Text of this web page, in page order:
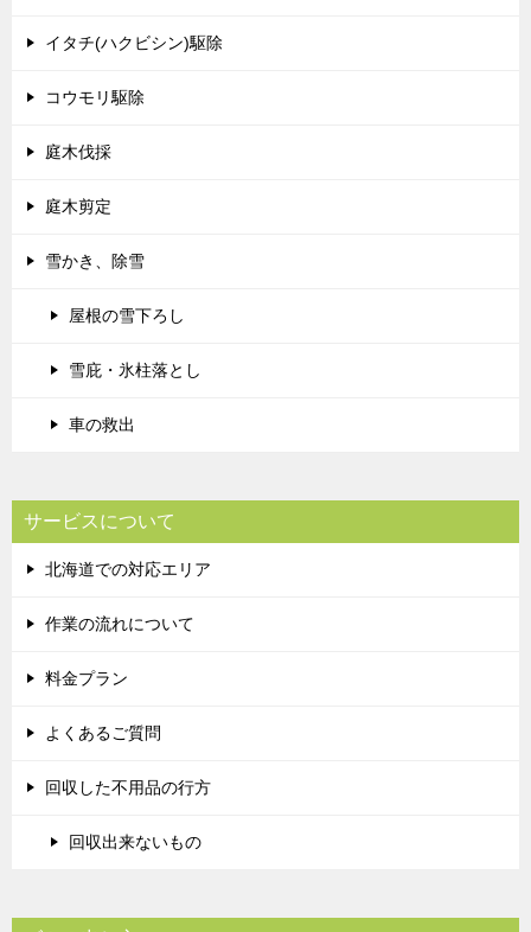
イタチ(ハクビシン)駆除
コウモリ駆除
庭木伐採
庭木剪定
雪かき、除雪
屋根の雪下ろし
雪庇・氷柱落とし
車の救出
サービスについて
北海道での対応エリア
作業の流れについて
料金プラン
よくあるご質問
回収した不用品の行方
回収出来ないもの